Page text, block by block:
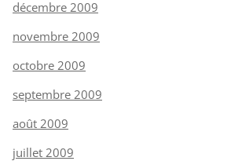
décembre 2009
novembre 2009
octobre 2009
septembre 2009
août 2009
juillet 2009